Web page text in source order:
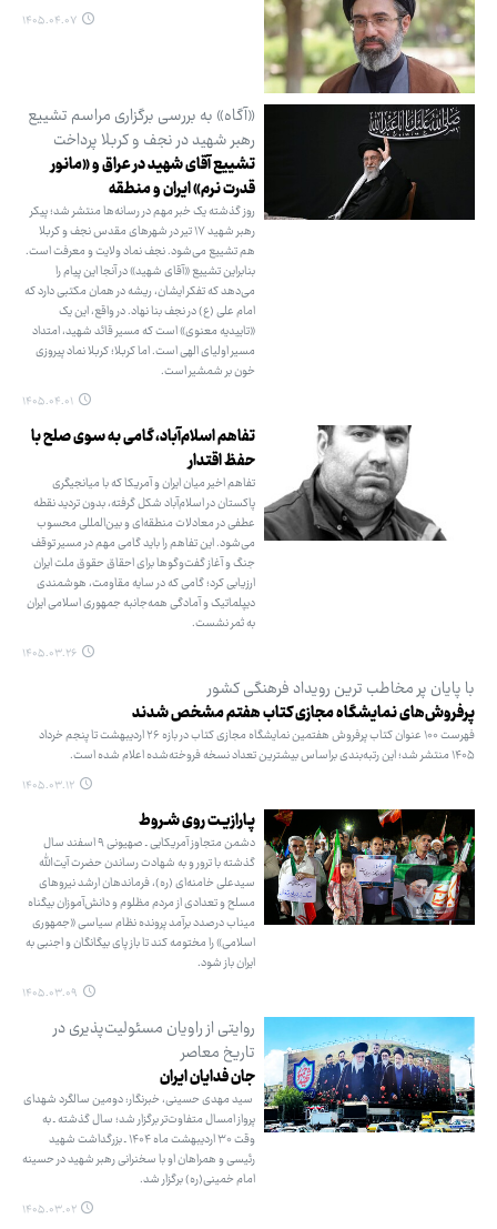
۱۴۰۵.۰۴.۰۷
«آگاه» به بررسی برگزاری مراسم تشییع
رهبر شهید در نجف و کربلا پرداخت
تشییع آقای شهید در عراق و «مانور
قدرت نرم» ایران و منطقه
روز گذشته یک خبر مهم در رسانه‌ها منتشر شد؛ پیکر
رهبر شهید ۱۷ تیر در شهرهای مقدس نجف و کربلا
هم تشییع می‌شود. نجف نماد ولایت و معرفت است.
بنابراین تشییع «آقای شهید» در آنجا این پیام را
می‌دهد که تفکر ایشان، ریشه در همان مکتبی دارد که
امام علی (ع) در نجف بنا نهاد. در واقع، این یک
«تاییدیه معنوی» است که مسیر قائد شهید، امتداد
مسیر اولیای الهی است. اما کربلا؛ کربلا نماد پیروزی
خون بر شمشیر است.
۱۴۰۵.۰۴.۰۱
تفاهم اسلام‌آباد، گامی به سوی صلح با
حفظ اقتدار
تفاهم اخیر میان ایران و آمریکا که با میانجیگری
پاکستان در اسلام‌آباد شکل گرفته، بدون تردید نقطه
عطفی در معادلات منطقه‌ای و بین‌المللی محسوب
می‌شود. این تفاهم را باید گامی مهم در مسیر توقف
جنگ و آغاز گفت‌وگوها برای احقاق حقوق ملت ایران
ارزیابی کرد؛ گامی که در سایه مقاومت، هوشمندی
دیپلماتیک و آمادگی همه‌جانبه جمهوری اسلامی ایران
به ثمر نشست.
۱۴۰۵.۰۳.۲۶
با پایان پر مخاطب ترین رویداد فرهنگی کشور
پرفروش‌های نمایشگاه مجازی کتاب هفتم مشخص شدند
فهرست ۱۰۰ عنوان کتاب پرفروش هفتمین نمایشگاه مجازی کتاب در بازه ۲۶ اردیبهشت تا پنجم خرداد
۱۴۰۵ منتشر شد؛ این رتبه‌بندی براساس بیشترین تعداد نسخه فروخته‌شده اعلام شده است.
۱۴۰۵.۰۳.۱۲
پـارازیـت روی شـروط
دشمن متجاوز آمریکایی ـ صهیونی ۹ اسفند سال
گذشته با ترور و به شهادت رساندن حضرت آیت‌الله
سیدعلی خامنه‌ای (ره)، فرماندهان ارشد نیروهای
مسلح و تعدادی از مردم مظلوم و دانش‌آموزان بیگناه
میناب درصدد برآمد پرونده نظام سیاسی «جمهوری
اسلامی» را مختومه کند تا باز پای بیگانگان و اجنبی به
ایران باز شود.
۱۴۰۵.۰۳.۰۹
روایتی از راویان مسئولیت‌پذیری در
تاریخ معاصر
جان فدایان ایران
سید مهدی حسینی، خبرنگار: دومین سالگرد شهدای
پرواز امسال متفاوت‌تر برگزار شد؛ سال گذشته ـ به
وقت ۳۰ اردیبهشت ماه ۱۴۰۴ ـ بزرگداشت شهید
رئیسی و همراهان او با سخنرانی رهبر شهید در حسینه
امام خمینی(ره) برگزار شد.
۱۴۰۵.۰۳.۰۲